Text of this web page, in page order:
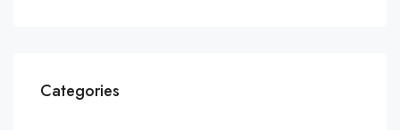
Categories